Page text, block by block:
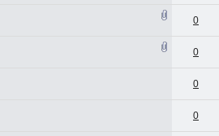
0
0
0
0